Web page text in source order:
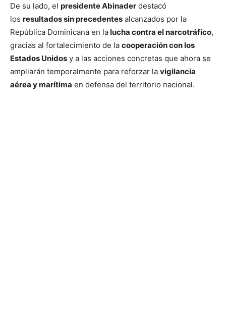
De su lado, el presidente Abinader destacó
los resultados sin precedentes alcanzados por la
República Dominicana en lalucha contra el narcotráfico,
gracias al fortalecimiento de la cooperación con los
Estados Unidos y a las acciones concretas que ahora se
ampliarán temporalmente para reforzar la vigilancia
aérea y marítima en defensa del territorio nacional.